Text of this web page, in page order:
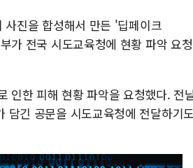
쉐이크쉑, 남양주 현대아
'달라진 임신·출산·육아
정부혁신 우수사례 세
부모가 정부24에서 자
소방청, 전국 시·도 구
진을 합성해서 만든 '딥페이크
가 전국 시도교육청에 현황 파악 요
인한 피해 현황 파악을 요청했다. 전
담긴 공문을 시도교육청에 전달하기도